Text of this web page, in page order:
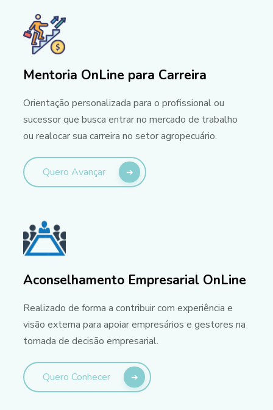
Mentoria OnLine para Carreira
Orientação personalizada para o profissional ou
sucessor que busca entrar no mercado de trabalho
ou realocar sua carreira no setor agropecuário.
Quero Avançar
Aconselhamento Empresarial OnLine
Realizado de forma a contribuir com experiência e
visão externa para apoiar empresários e gestores na
tomada de decisão empresarial.
Quero Conhecer